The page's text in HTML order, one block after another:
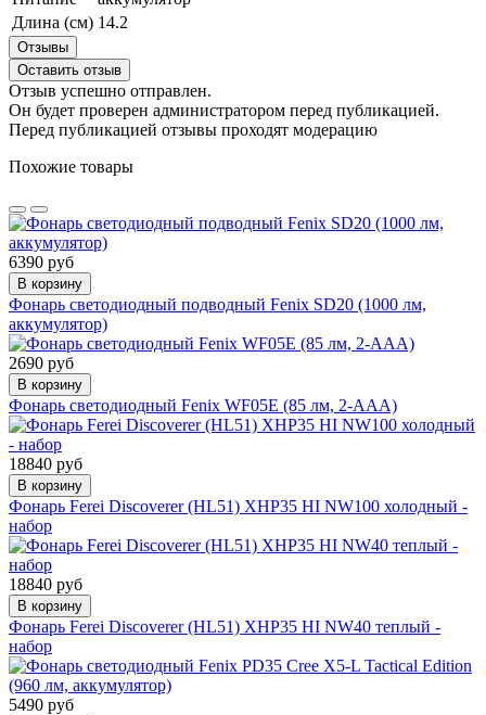
Длина (см) 14.2
Отзывы
Оставить отзыв
Отзыв успешно отправлен.
Он будет проверен администратором перед публикацией.
Перед публикацией отзывы проходят модерацию
Похожие товары
6390 руб
В корзину
Фонарь светодиодный подводный Fenix SD20 (1000 лм,
аккумулятор)
2690 руб
В корзину
Фонарь светодиодный Fenix WF05E (85 лм, 2-ААА)
18840 руб
В корзину
Фонарь Ferei Discoverer (HL51) XHP35 HI NW100 холодный -
набор
18840 руб
В корзину
Фонарь Ferei Discoverer (HL51) XHP35 HI NW40 теплый -
набор
5490 руб